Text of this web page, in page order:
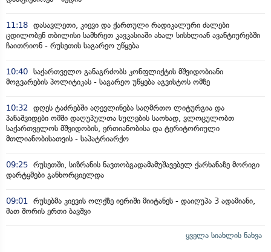
11:18 დასავლეთი, კიევი და ქართული რადიკალური ძალები
ცდილობენ თბილისი სამხრეთ კავკასიაში ახალ სისხლიან ავანტიურებში
ჩაითრიონ - რუსეთის საგარეო უწყება
10:40 საქართველო განაგრძობს კონფლიქტის მშვიდობიანი
მოგვარების პოლიტიკას - საგარეო უწყება აგვისტოს ომზე
10:32
დღეს ტაძრებში აღევლინება საღმრთო ლიტურგია და
პანაშვიდები ომში დაღუპულთა სულების საოხად, ვლოცულობთ
საქართველოს მშვიდობის, ერთიანობისა და ტერიტორიული
მთლიანობისათვის - საპატრიარქო
09:25 რუსეთში, სიზრანის ნავთობგადამამუშავებელ ქარხანაზე მორიგი
დარტყმები განხორციელდა
09:01
რუსებმა კიევის ოლქზე იერიში მიიტანეს - დაიღუპა 3 ადამიანი,
მათ შორის ერთი ბავშვი
ყველა სიახლის ნახვა